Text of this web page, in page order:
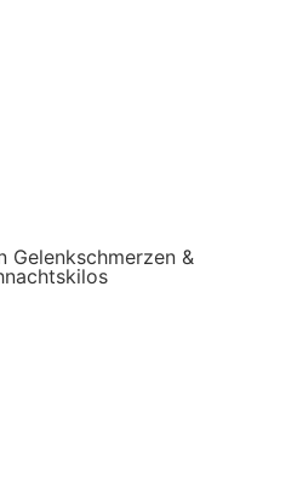
Gelenkschmerzen &